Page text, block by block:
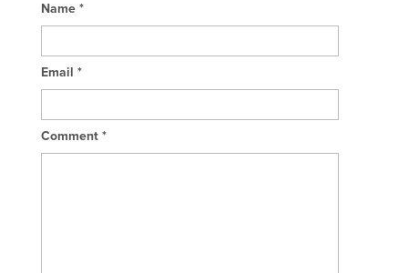
Name *
Email *
Comment *